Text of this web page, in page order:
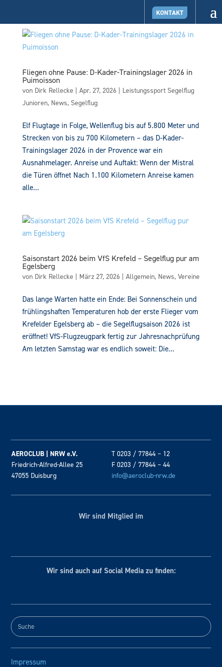
KONTAKT
Fliegen ohne Pause: D-Kader-Trainingslager 2026 in
Puimoisson
von Dirk Rellecke | Apr. 27, 2026| Leistungssport Segelflug
Junioren, News, Segelflug
Elf Flugtage in Folge, Wellenflug bis auf 5.800 Meter und
Strecken von bis zu 700 Kilometern – das D-Kader-
Trainingslager 2026 in der Provence war ein
Ausnahmelager. Anreise und Auftakt: Wenn der Mistral
die Türen öffnet Nach 1.100 Kilometern Anreise kamen
alle...
Saisonstart 2026 beim VfS Krefeld – Segelflug pur am
Egelsberg
von Dirk Rellecke | März 27, 2026| Allgemein, News, Vereine
Das lange Warten hatte ein Ende: Bei Sonnenschein und
frühlingshaften Temperaturen hob der erste Flieger vom
Krefelder Egelsberg ab – die Segelflugsaison 2026 ist
eröffnet! VfS-Flugzeugpark fertig zur Jahresnachprüfung
Am letzten Samstag war es endlich soweit: Die...
AEROCLUB | NRW e.V.
Friedrich-Alfred-Allee 25
47055 Duisburg
T 0203 / 77844 – 12
F 0203 / 77844 – 44
info@aeroclub-nrw.de
Wir sind Mitglied im
Wir sind auch auf Social Media zu finden:
Impressum